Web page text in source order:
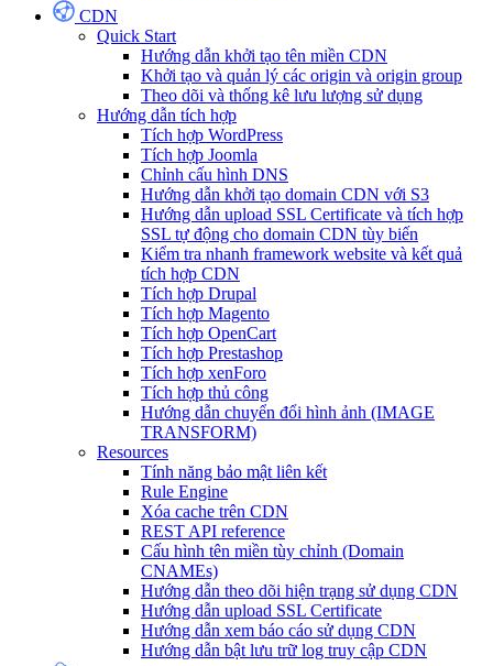
CDN
Quick Start
Hướng dẫn khởi tạo tên miền CDN
Khởi tạo và quản lý các origin và origin group
Theo dõi và thống kê lưu lượng sử dụng
Hướng dẫn tích hợp
Tích hợp WordPress
Tích hợp Joomla
Chỉnh cấu hình DNS
Hướng dẫn khởi tạo domain CDN với S3
Hướng dẫn upload SSL Certificate và tích hợp
SSL tự động cho domain CDN tùy biến
Kiểm tra nhanh framework website và kết quả
tích hợp CDN
Tích hợp Drupal
Tích hợp Magento
Tích hợp OpenCart
Tích hợp Prestashop
Tích hợp xenForo
Tích hợp thủ công
Hướng dẫn chuyển đổi hình ảnh (IMAGE
TRANSFORM)
Resources
Tính năng bảo mật liên kết
Rule Engine
Xóa cache trên CDN
REST API reference
Cấu hình tên miền tùy chỉnh (Domain
CNAMEs)
Hướng dẫn theo dõi hiện trạng sử dụng CDN
Hướng dẫn upload SSL Certificate
Hướng dẫn xem báo cáo sử dụng CDN
Hướng dẫn bật lưu trữ log truy cập CDN